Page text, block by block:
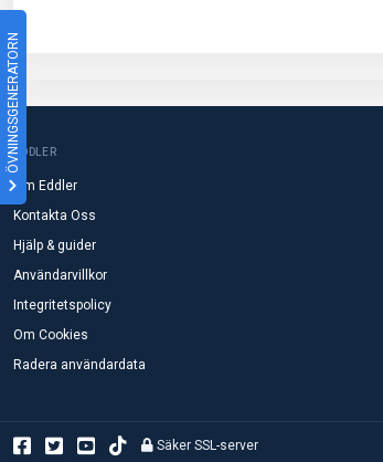
ÖVNINGSGENERATORNEDDLER
Om Eddler
Kontakta Oss
Hjälp & guider
Användarvillkor
Integritetspolicy
Om Cookies
Radera användardata
Säker SSL-server